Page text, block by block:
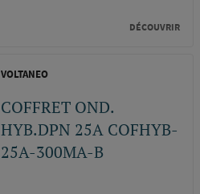
DÉCOUVRIR
VOLTANEO
COFFRET OND.
HYB.DPN 25A COFHYB-
25A-300MA-B